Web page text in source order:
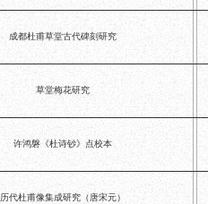
成都杜甫草堂古代碑刻研究
草堂梅花研究
许鸿磐《杜诗钞》点校本
历代杜甫像集成研究（唐宋元）